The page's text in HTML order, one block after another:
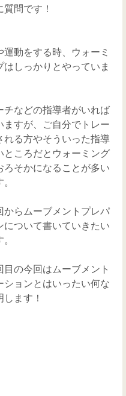
問です！
運動をする時、ウォーミ
はしっかりとやっていま
チなどの指導者がいれば
ますが、ご自分でトレー
れる方やそういった指導
ところだとウォーミング
ろそかになることが多い
からムーブメントプレパ
について書いていきたい
目の今回はムーブメント
ションとはいったい何な
ます！